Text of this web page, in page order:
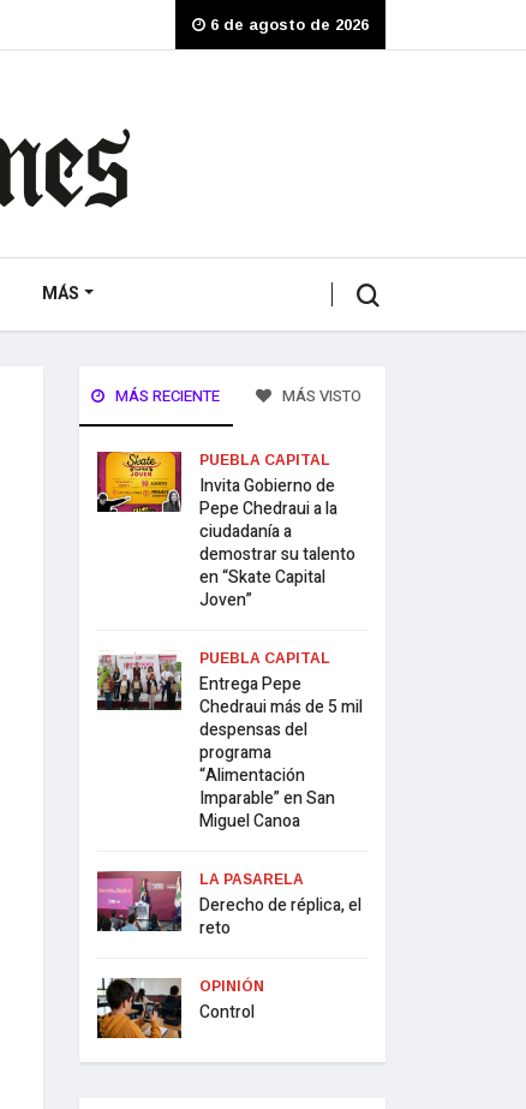
6 de agosto de 2026
MÁS
MÁS RECIENTE MÁS VISTO
PUEBLA CAPITAL
Invita Gobierno de
Pepe Chedraui a la
ciudadanía a
demostrar su talento
en “Skate Capital
Joven”
PUEBLA CAPITAL
Entrega Pepe
Chedraui más de 5 mil
despensas del
programa
“Alimentación
Imparable” en San
Miguel Canoa
LA PASARELA
Derecho de réplica, el
reto
OPINIÓN
Control